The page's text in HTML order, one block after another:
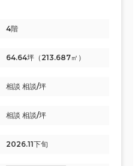
4階
64.64坪（213.687㎡）
相談 相談/坪
相談 相談/坪
2026.11下旬